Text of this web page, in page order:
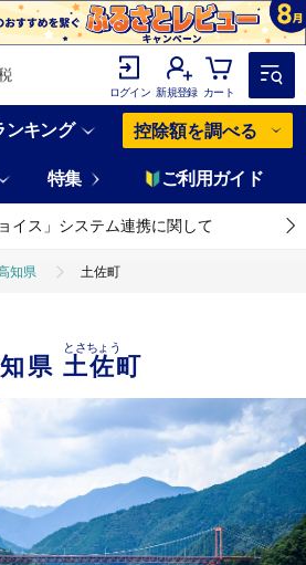
ログイン 新規登録 カート
ンキング 控除額を調べる
特集 ご利用ガイド
イス」システム連携に関して
知県 土佐町
県土佐町
とさちょう